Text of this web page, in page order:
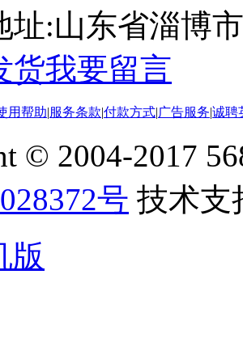
址:山东省淄博
货我要留言
用帮助|服务条款|付款方式|广告服务|诚聘
© 2004-2017
号 技术支
版